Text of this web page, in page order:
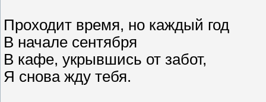
Проходит время, но каждый год
В начале сентября
В кафе, укрывшись от забот,
Я снова жду тебя.